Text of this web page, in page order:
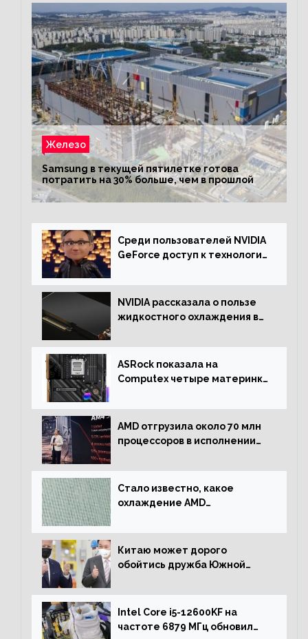
Железо
Samsung в текущей пятилетке готова
потратить на 30% больше, чем в прошлой
Среди пользователей NVIDIA
GeForce доступ к технологии
NVIDIA рассказала о пользе
жидкостного охлаждения в
ASRock показала на
Computex четыре материнки
включая модели Taichi
AMD отгрузила около 70 млн
процессоров в исполнении
Стало известно, какое
охлаждение AMD
процессора Ryzen 7000 до 5.5
ГГц
Китаю может дорого
обойтись дружба Южной
Intel Core i5-12600KF на
частоте 6879 МГц обновил